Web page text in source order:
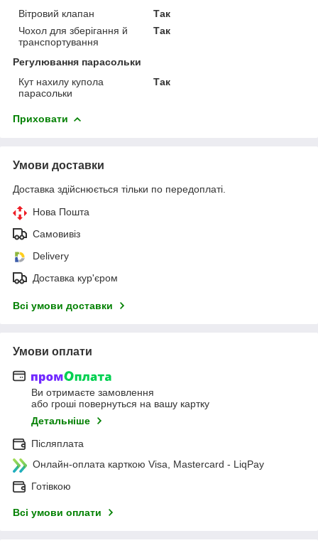
Вітровий клапан
Так
Чохол для зберігання й
транспортування
Так
Регулювання парасольки
Кут нахилу купола
парасольки
Так
Приховати
Умови доставки
Доставка здійснюється тільки по передоплаті.
Нова Пошта
Самовивіз
Delivery
Доставка кур'єром
Всі умови доставки
Умови оплати
Ви отримаєте замовлення
або гроші повернуться на вашу картку
Детальніше
Післяплата
Онлайн-оплата карткою Visa, Mastercard - LiqPay
Готівкою
Всі умови оплати